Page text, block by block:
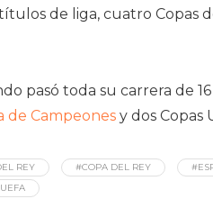
de liga, cuatro Copas
pasó toda su carrera de
de Campeones y dos Copas
REY #COPA DEL REY